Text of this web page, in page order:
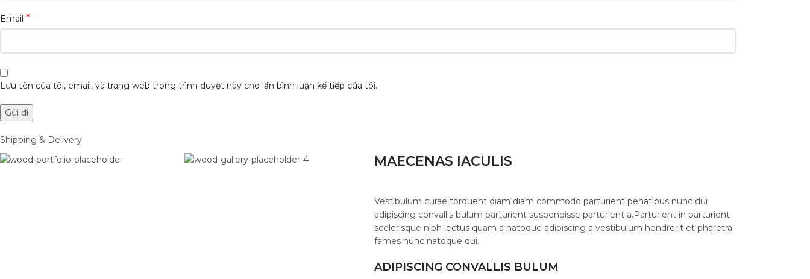
Email *
Lưu tên của tôi, email, và trang web trong trình duyệt này cho lần bình luận kế tiếp của tôi.
Shipping & Delivery
MAECENAS IACULIS
Vestibulum curae torquent diam diam commodo parturient penatibus nunc dui
adipiscing convallis bulum parturient suspendisse parturient a.Parturient in parturient
scelerisque nibh lectus quam a natoque adipiscing a vestibulum hendrerit et pharetra
fames nunc natoque dui.
ADIPISCING CONVALLIS BULUM